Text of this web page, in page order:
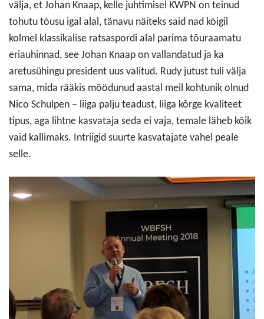
välja, et Johan Knaap, kelle juhtimisel KWPN on teinud
tohutu tõusu igal alal, tänavu näiteks said nad kõigil
kolmel klassikalise ratsaspordi alal parima tõuraamatu
eriauhinnad, see Johan Knaap on vallandatud ja ka
aretusühingu president uus valitud. Rudy jutust tuli välja
sama, mida rääkis möödunud aastal meil kohtunik olnud
Nico Schulpen – liiga palju teadust, liiga kõrge kvaliteet
tipus, aga lihtne kasvataja seda ei vaja, temale läheb kõik
vaid kallimaks. Intriigid suurte kasvatajate vahel peale
selle.